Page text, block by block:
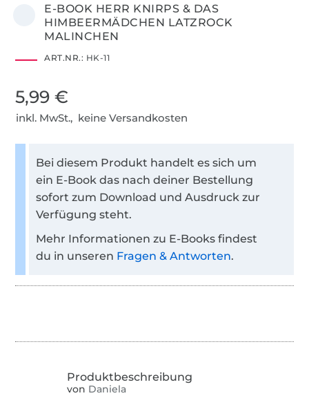
E-BOOK HERR KNIRPS & DAS
HIMBEERMÄDCHEN LATZROCK
MALINCHEN
ART.NR.: HK-11
5,99 €
inkl. MwSt., keine Versandkosten
Bei diesem Produkt handelt es sich um
ein E-Book das nach deiner Bestellung
sofort zum Download und Ausdruck zur
Verfügung steht.
Mehr Informationen zu E-Books findest
du in unseren Fragen & Antworten.
von Daniela